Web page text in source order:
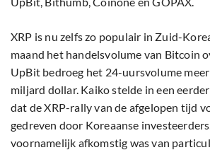
XRP is nu zelfs zo populair in Zuid-
maand het handelsvolume van Bitcoin
UpBit bedroeg het 24-uursvolume
miljard dollar. Kaiko stelde in een
dat de XRP-rally van de afgelopen tijd
gedreven door Koreaanse
voornamelijk afkomstig was van